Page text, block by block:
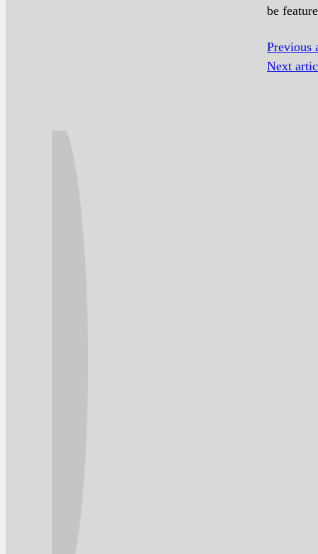
be
Previous
Next